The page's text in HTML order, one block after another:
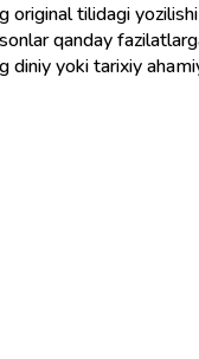
original tilidagi
qanday
diniy yoki tarixiy